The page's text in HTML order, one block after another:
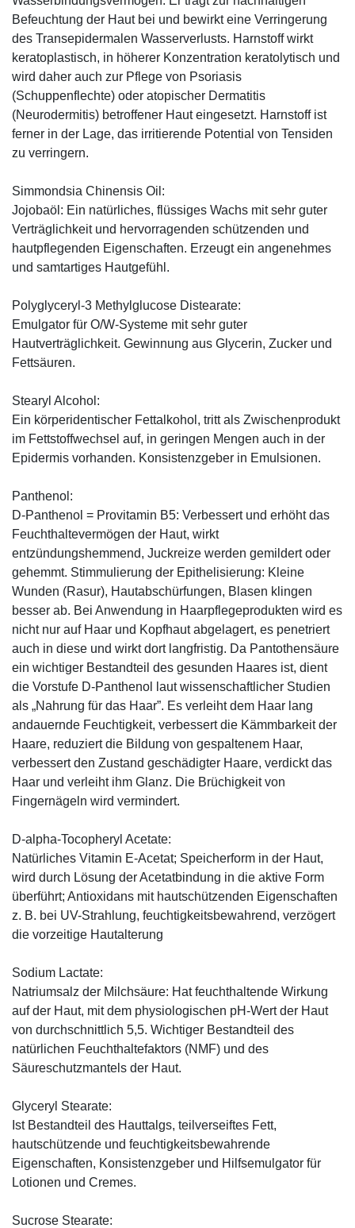
Befeuchtung der Haut bei und bewirkt eine Verringerung
des Transepidermalen Wasserverlusts. Harnstoff wirkt
keratoplastisch, in höherer Konzentration keratolytisch und
wird daher auch zur Pflege von Psoriasis
(Schuppenflechte) oder atopischer Dermatitis
(Neurodermitis) betroffener Haut eingesetzt. Harnstoff ist
ferner in der Lage, das irritierende Potential von Tensiden
zu verringern.
Simmondsia Chinensis Oil:
Jojobaöl: Ein natürliches, flüssiges Wachs mit sehr guter
Verträglichkeit und hervorragenden schützenden und
hautpflegenden Eigenschaften. Erzeugt ein angenehmes
und samtartiges Hautgefühl.
Polyglyceryl-3 Methylglucose Distearate:
Emulgator für O/W-Systeme mit sehr guter
Hautverträglichkeit. Gewinnung aus Glycerin, Zucker und
Fettsäuren.
Stearyl Alcohol:
Ein körperidentischer Fettalkohol, tritt als Zwischenprodukt
im Fettstoffwechsel auf, in geringen Mengen auch in der
Epidermis vorhanden. Konsistenzgeber in Emulsionen.
Panthenol:
D-Panthenol = Provitamin B5: Verbessert und erhöht das
Feuchthaltevermögen der Haut, wirkt
entzündungshemmend, Juckreize werden gemildert oder
gehemmt. Stimmulierung der Epithelisierung: Kleine
Wunden (Rasur), Hautabschürfungen, Blasen klingen
besser ab. Bei Anwendung in Haarpflegeprodukten wird es
nicht nur auf Haar und Kopfhaut abgelagert, es penetriert
auch in diese und wirkt dort langfristig. Da Pantothensäure
ein wichtiger Bestandteil des gesunden Haares ist, dient
die Vorstufe D-Panthenol laut wissenschaftlicher Studien
als „Nahrung für das Haar”. Es verleiht dem Haar lang
andauernde Feuchtigkeit, verbessert die Kämmbarkeit der
Haare, reduziert die Bildung von gespaltenem Haar,
verbessert den Zustand geschädigter Haare, verdickt das
Haar und verleiht ihm Glanz. Die Brüchigkeit von
Fingernägeln wird vermindert.
D-alpha-Tocopheryl Acetate:
Natürliches Vitamin E-Acetat; Speicherform in der Haut,
wird durch Lösung der Acetatbindung in die aktive Form
überführt; Antioxidans mit hautschützenden Eigenschaften
z. B. bei UV-Strahlung, feuchtigkeitsbewahrend, verzögert
die vorzeitige Hautalterung
Sodium Lactate:
Natriumsalz der Milchsäure: Hat feuchthaltende Wirkung
auf der Haut, mit dem physiologischen pH-Wert der Haut
von durchschnittlich 5,5. Wichtiger Bestandteil des
natürlichen Feuchthaltefaktors (NMF) und des
Säureschutzmantels der Haut.
Glyceryl Stearate:
Ist Bestandteil des Hauttalgs, teilverseiftes Fett,
hautschützende und feuchtigkeitsbewahrende
Eigenschaften, Konsistenzgeber und Hilfsemulgator für
Lotionen und Cremes.
Sucrose Stearate: